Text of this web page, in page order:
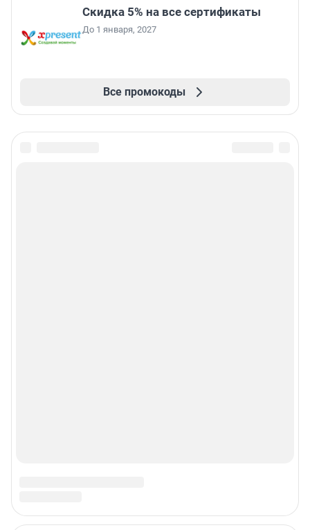
Скидка 5% на все сертификаты
До 1 января, 2027
Все промокоды